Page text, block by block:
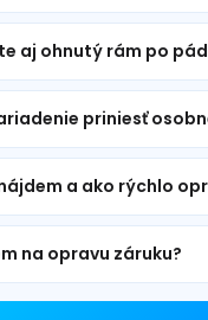
aj ohnutý rám po
priniesť
a ako rýchlo
na opravu záruku?